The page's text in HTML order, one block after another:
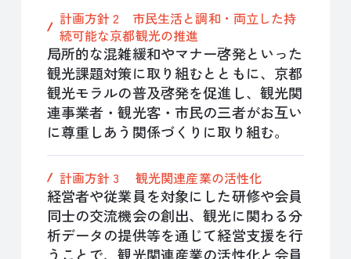
計画方針 2 市民生活と調和・両立した持
続可能な京都観光の推進
局所的な混雑緩和やマナー啓発といった
観光課題対策に取り組むとともに、京都
観光モラルの普及啓発を促進し、観光関
連事業者・観光客・市民の三者がお互い
に尊重しあう関係づくりに取り組む。
計画方針 3 観光関連産業の活性化
経営者や従業員を対象にした研修や会員
同士の交流機会の創出、観光に関わる分
析データの提供等を通じて経営支援を行
うことで、観光関連産業の活性化と会員